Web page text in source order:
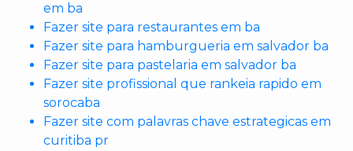
em ba
Fazer site para restaurantes em ba
Fazer site para hamburgueria em salvador ba
Fazer site para pastelaria em salvador ba
Fazer site profissional que rankeia rapido em
sorocaba
Fazer site com palavras chave estrategicas em
curitiba pr